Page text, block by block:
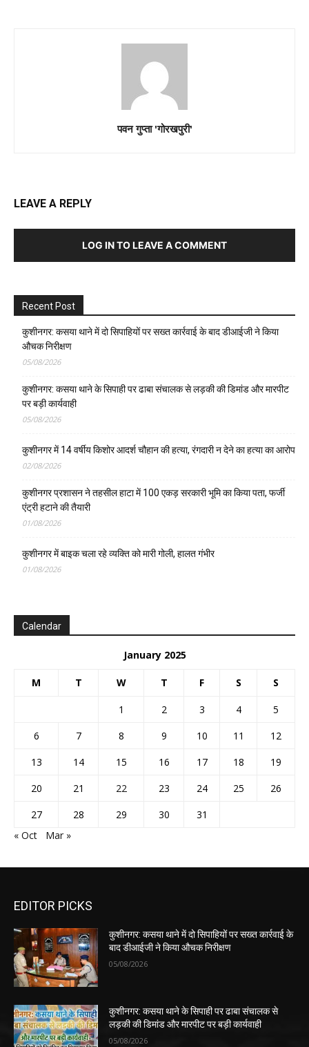
पवन गुप्ता 'गोरखपुरी'
LEAVE A REPLY
LOG IN TO LEAVE A COMMENT
Recent Post
कुशीनगर: कसया थाने में दो सिपाहियों पर सख्त कार्रवाई के बाद डीआईजी ने किया
औचक निरीक्षण
05/08/2026
कुशीनगर: कसया थाने के सिपाही पर ढाबा संचालक से लड़की की डिमांड और मारपीट
पर बड़ी कार्यवाही
05/08/2026
कुशीनगर में 14 वर्षीय किशोर आदर्श चौहान की हत्या, रंगदारी न देने का हत्या का आरोप
02/08/2026
कुशीनगर प्रशासन ने तहसील हाटा में 100 एकड़ सरकारी भूमि का किया पता, फर्जी
एंट्री हटाने की तैयारी
01/08/2026
कुशीनगर में बाइक चला रहे व्यक्ति को मारी गोली, हालत गंभीर
01/08/2026
Calendar
January 2025
M T W T F S S
1 2 3 4
5
6
7 8 9 10 11
12
13
14 15 16 17 18
19
20
21 22 23 24 25
26
27
28 29 30
31
« Oct
Mar »
EDITOR PICKS
कुशीनगर: कसया थाने में दो सिपाहियों पर सख्त कार्रवाई के
बाद डीआईजी ने किया औचक निरीक्षण
05/08/2026
कुशीनगर: कसया थाने के सिपाही पर ढाबा संचालक से
लड़की की डिमांड और मारपीट पर बड़ी कार्यवाही
05/08/2026